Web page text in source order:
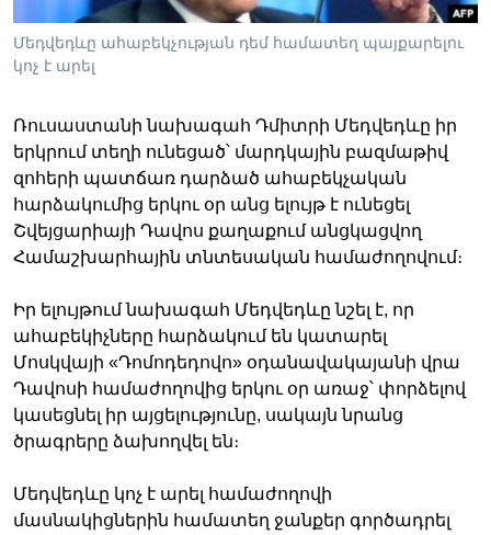
Լեզուներ
Մեդվեդևը ահաբեկչության դեմ համատեղ պայքարելու
կոչ է արել
Ռուսաստանի նախագահ Դմիտրի Մեդվեդևը իր
երկրում տեղի ունեցած՝ մարդկային բազմաթիվ
զոհերի պատճառ դարձած ահաբեկչական
հարձակումից երկու օր անց ելույթ է ունեցել
Շվեյցարիայի Դավոս քաղաքում անցկացվող
Համաշխարհային տնտեսական համաժողովում։
Իր ելույթում նախագահ Մեդվեդևը նշել է, որ
ահաբեկիչները հարձակում են կատարել
Մոսկվայի «Դոմոդեդովո» օդանավակայանի վրա
Դավոսի համաժողովից երկու օր առաջ՝ փորձելով
կասեցնել իր այցելությունը, սակայն նրանց
ծրագրերը ձախողվել են։
Մեդվեդևը կոչ է արել համաժողովի
մասնակիցներին համատեղ ջանքեր գործադրել